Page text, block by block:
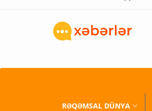
RƏQƏMSAL DÜNYA